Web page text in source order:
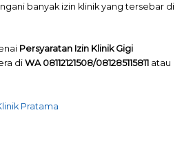
banyak izin klinik yang tersebar di
Persyaratan Izin Klinik Gigi
di WA 08112121508/081285115811 atau
Pratama